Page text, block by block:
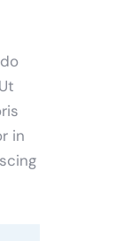
in